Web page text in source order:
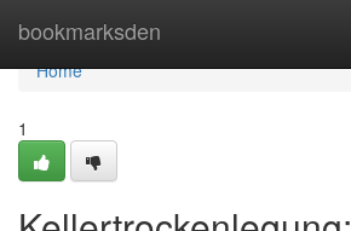
bookmarksden
Home
Home
1